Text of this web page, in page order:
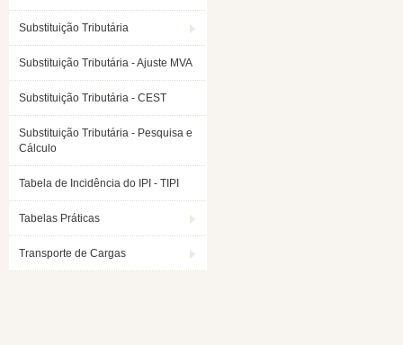
Substituição Tributária
Substituição Tributária - Ajuste MVA
Substituição Tributária - CEST
Substituição Tributária - Pesquisa e
Cálculo
Tabela de Incidência do IPI - TIPI
Tabelas Práticas
Transporte de Cargas